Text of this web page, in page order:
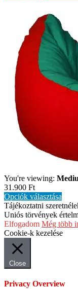
You're viewing:
31.900 Ft
Opciók választása
Tájékoztatni
Uniós törvények
Elfogadom Még több
Cookie-k kezelése
Close
Privacy Overview